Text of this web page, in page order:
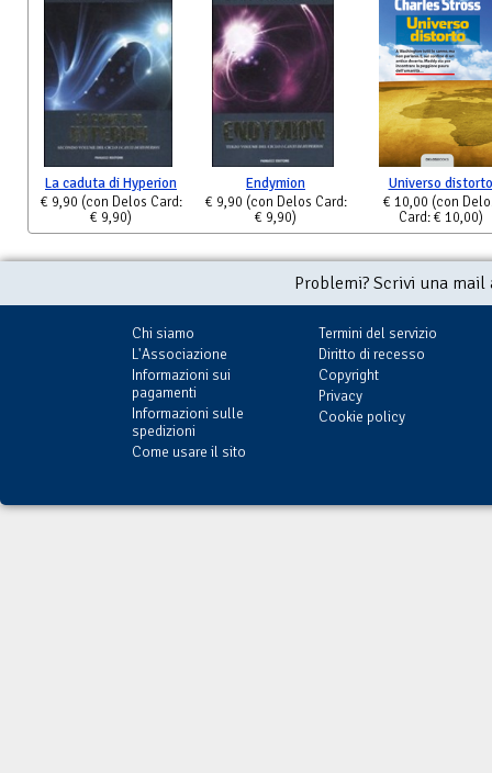
La caduta di Hyperion
€ 9,90 (con Delos Card:
€ 9,90)
Endymion
€ 9,90 (con Delos Card:
€ 9,90)
Universo distorto
€ 10,00 (con
Card: € 10,00)
Problemi? Scrivi una
Chi siamo
L'Associazione
Informazioni sui
pagamenti
Informazioni sulle
spedizioni
Come usare il sito
Termini del servizio
Diritto di recesso
Copyright
Privacy
Cookie policy